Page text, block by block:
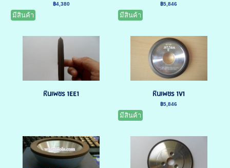
฿4,380
มีสินค้า
฿5,846
มีสินค้า
หินเพชร 1EE1 หินเพชร 1V1
฿5,846
มีสินค้า